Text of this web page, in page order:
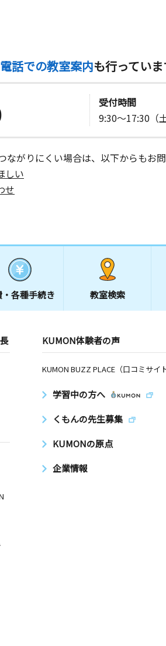
話での教室案内も行ってい
受付時間
9:30～17:30（
ながりにくい場合は、以下からもお問
しい
せ
各種手続き 教室検索
KUMON体験者の声
KUMON BUZZ PLACE（口コミサイト
学習中の方へ
くもんの先生募集
KUMONの原点
企業情報